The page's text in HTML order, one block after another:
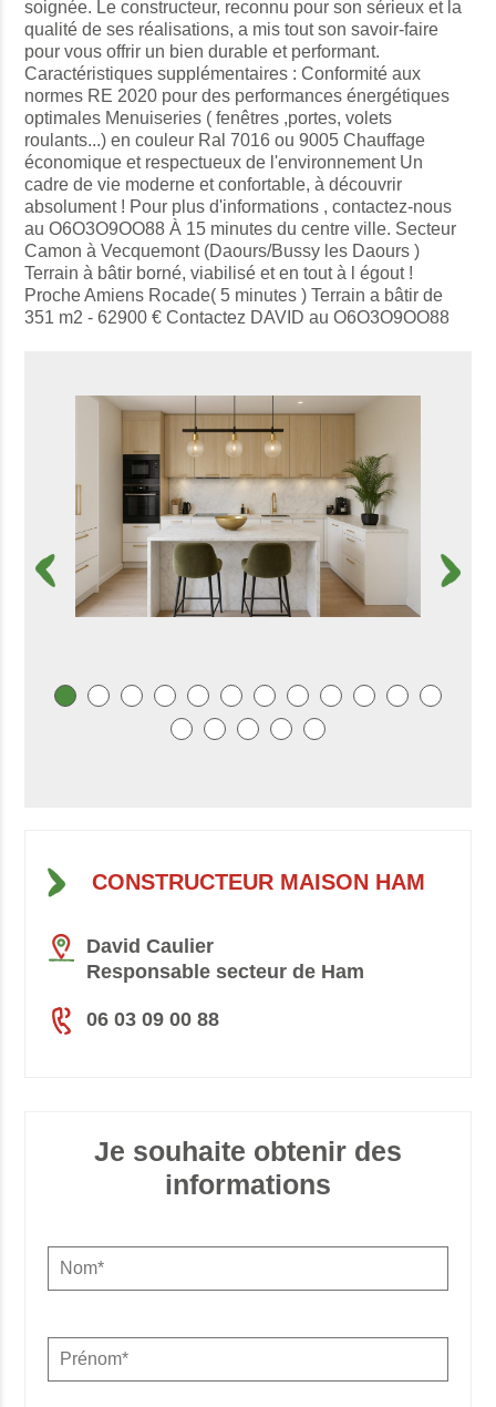
soignée. Le constructeur, reconnu pour son sérieux et la
qualité de ses réalisations, a mis tout son savoir-faire
pour vous offrir un bien durable et performant.
Caractéristiques supplémentaires : Conformité aux
normes RE 2020 pour des performances énergétiques
optimales Menuiseries ( fenêtres ,portes, volets
roulants...) en couleur Ral 7016 ou 9005 Chauffage
économique et respectueux de l'environnement Un
cadre de vie moderne et confortable, à découvrir
absolument ! Pour plus d'informations , contactez-nous
au O6O3O9OO88 À 15 minutes du centre ville. Secteur
Camon à Vecquemont (Daours/Bussy les Daours )
Terrain à bâtir borné, viabilisé et en tout à l égout !
Proche Amiens Rocade( 5 minutes ) Terrain a bâtir de
351 m2 - 62900 € Contactez DAVID au O6O3O9OO88
CONSTRUCTEUR MAISON HAM
David Caulier
Responsable secteur de Ham
06 03 09 00 88
Je souhaite obtenir des
informations